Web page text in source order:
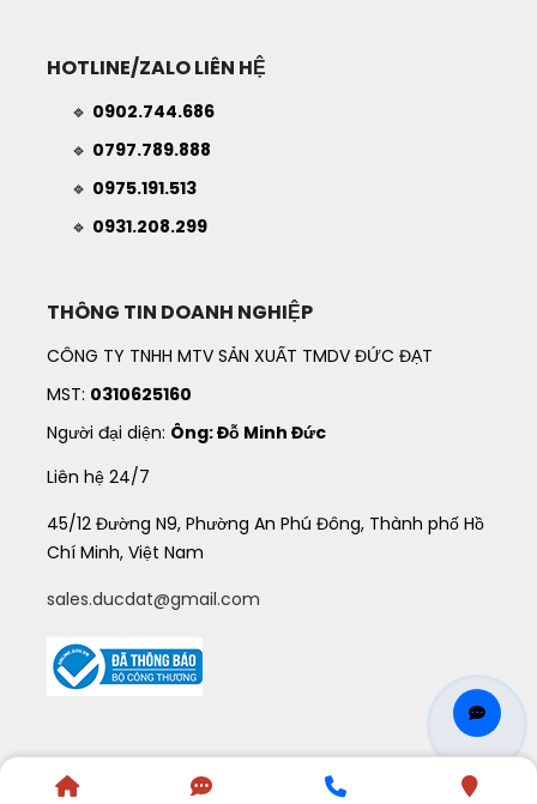
HOTLINE/ZALO LIÊN HỆ
🔹 0902.744.686
🔹 0797.789.888
🔹 0975.191.513
🔹 0931.208.299
THÔNG TIN DOANH NGHIỆP
CÔNG TY TNHH MTV SẢN XUẤT TMDV ĐỨC ĐẠT
MST: 0310625160
Người đại diện: Ông: Đỗ Minh Đức
Liên hệ 24/7
45/12 Đường N9, Phường An Phú Đông, Thành phố Hồ
Chí Minh, Việt Nam
sales.ducdat@gmail.com
© QUATANGDUCDAT . All Rights Reserved.